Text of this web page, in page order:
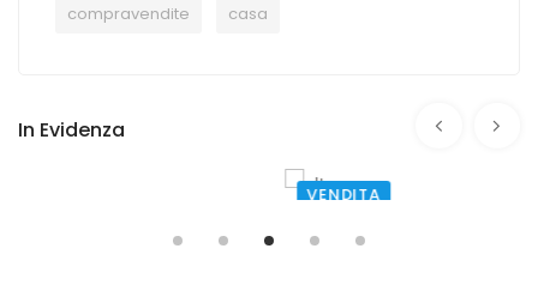
compravendite casa
In Evidenza